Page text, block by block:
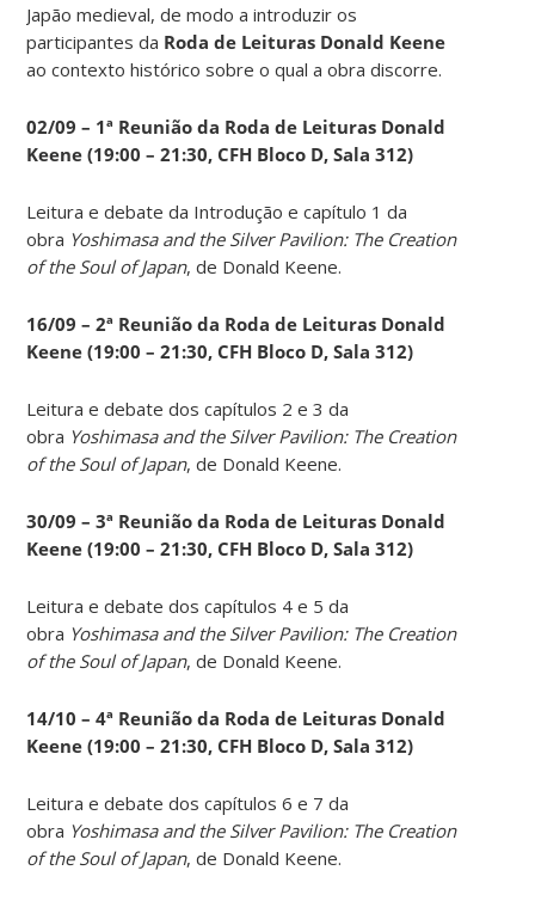
Japão medieval, de modo a introduzir os
participantes da Roda de Leituras Donald Keene
ao contexto histórico sobre o qual a obra discorre.
02/09 – 1ª Reunião da Roda de Leituras Donald
Keene (19:00 – 21:30, CFH Bloco D, Sala 312)
Leitura e debate da Introdução e capítulo 1 da
obra Yoshimasa and the Silver Pavilion: The Creation
of the Soul of Japan, de Donald Keene.
16/09 – 2ª Reunião da Roda de Leituras Donald
Keene (19:00 – 21:30, CFH Bloco D, Sala 312)
Leitura e debate dos capítulos 2 e 3 da
obra Yoshimasa and the Silver Pavilion: The Creation
of the Soul of Japan, de Donald Keene.
30/09 – 3ª Reunião da Roda de Leituras Donald
Keene (19:00 – 21:30, CFH Bloco D, Sala 312)
Leitura e debate dos capítulos 4 e 5 da
obra Yoshimasa and the Silver Pavilion: The Creation
of the Soul of Japan, de Donald Keene.
14/10 – 4ª Reunião da Roda de Leituras Donald
Keene (19:00 – 21:30, CFH Bloco D, Sala 312)
Leitura e debate dos capítulos 6 e 7 da
obra Yoshimasa and the Silver Pavilion: The Creation
of the Soul of Japan, de Donald Keene.